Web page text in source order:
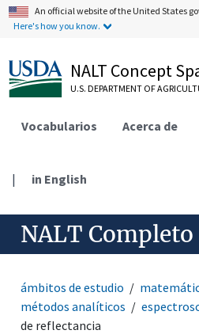
An official website of the United States
Here's how you know.
NALT Concept
U.S. DEPARTMENT OF
Vocabularios Acerca de
| in English
NALT Completo
ámbitos de estudio
métodos analíticos
de reflectancia